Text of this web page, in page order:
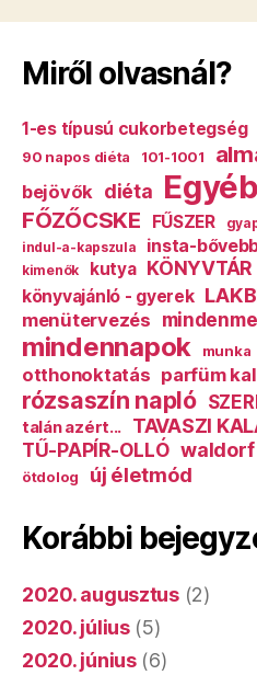
Miről olvasnál?
1-es típusú cukorbetegség
90 napos diéta 101-1001
bejövők diéta Egyéb
FŐZŐCSKE FŰSZER
indul-a-kapszula insta-
kimenők kutya KÖNYVTÁR
könyvajánló - gyerek
menütervezés
mindennapok munka
otthonoktatás parfüm
rózsaszín napló
talán azért...
TAVASZI
TŰ-PAPÍR-OLLÓ waldorf
ötdolog új életmód
Korábbi
2020. augusztus(2)
2020. július(5)
2020. június(6)